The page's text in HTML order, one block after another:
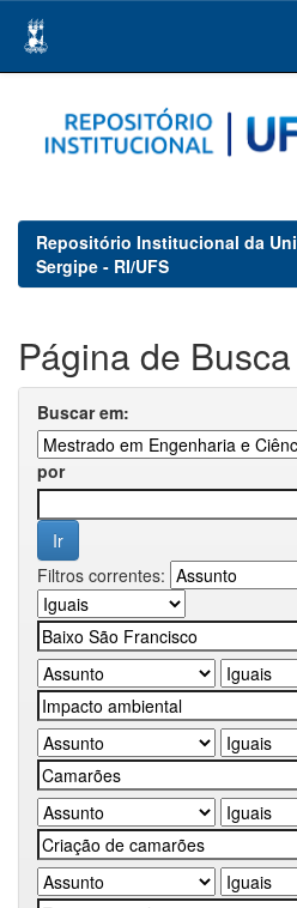
navigation
Repositório Institucional da
Sergipe - RI/UFS
Página de Busca
Buscar em:
por
Filtros correntes: